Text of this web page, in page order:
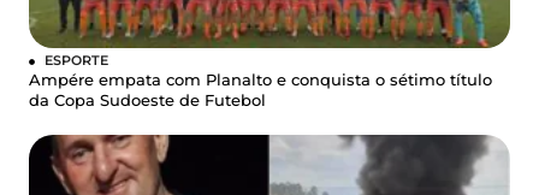
ESPORTE
Ampére empata com Planalto e conquista o sétimo título
da Copa Sudoeste de Futebol